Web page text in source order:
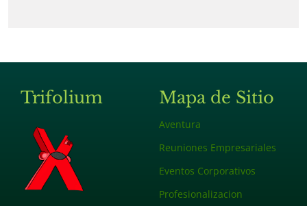
Trifolium Mapa de Sitio
Aventura
Reuniones Empresariales
Eventos Corporativos
Profesionalizacion